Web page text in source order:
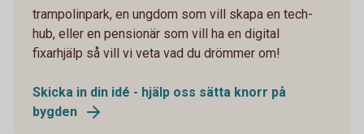
trampolinpark, en ungdom som vill skapa en tech-
hub, eller en pensionär som vill ha en digital
fixarhjälp så vill vi veta vad du drömmer om!
Skicka in din idé - hjälp oss sätta knorr på
bygden